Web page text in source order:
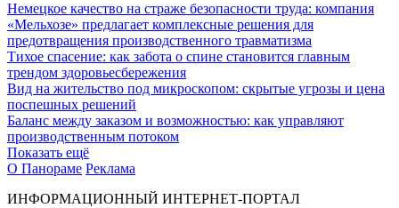
Немецкое качество на страже безопасности труда: компания
«Мельхозе» предлагает комплексные решения для
предотвращения производственного травматизма
Тихое спасение: как забота о спине становится главным
трендом здоровьесбережения
Вид на жительство под микроскопом: скрытые угрозы и цена
поспешных решений
Баланс между заказом и возможностью: как управляют
производственным потоком
Показать ещё
О Панораме Реклама
ИНФОРМАЦИОННЫЙ ИНТЕРНЕТ-ПОРТАЛ